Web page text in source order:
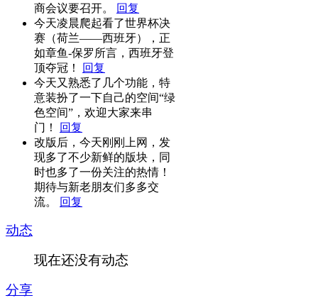
商会议要召开。
回复
今天凌晨爬起看了世界杯决
赛（荷兰——西班牙），正
如章鱼-保罗所言，西班牙登
顶夺冠！
回复
今天又熟悉了几个功能，特
意装扮了一下自己的空间“绿
色空间”，欢迎大家来串
门！
回复
改版后，今天刚刚上网，发
现多了不少新鲜的版块，同
时也多了一份关注的热情！
期待与新老朋友们多多交
流。
回复
动态
现在还没有动态
分享